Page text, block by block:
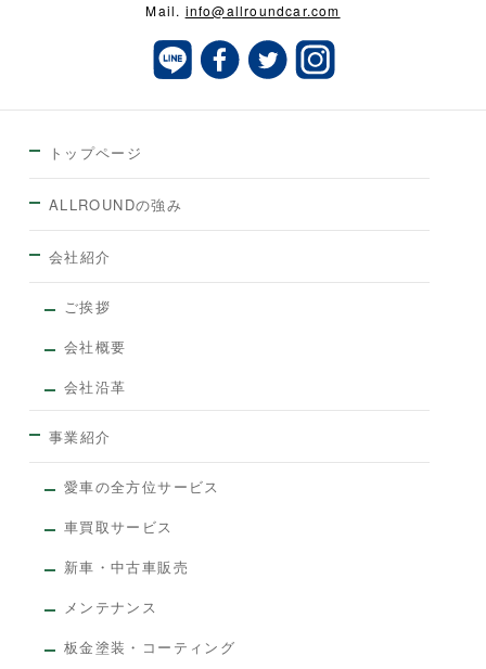
Mail. info@allroundcar.com
トップページ
ALLROUNDの強み
会社紹介
ご挨拶
会社概要
会社沿革
事業紹介
愛車の全方位サービス
車買取サービス
新車・中古車販売
メンテナンス
板金塗装・コーティング